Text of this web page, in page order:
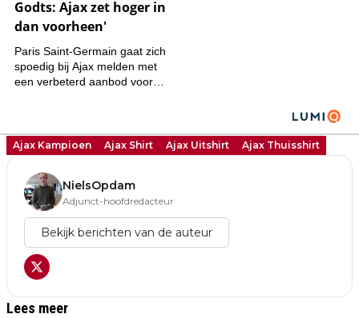
Ajax Kampioen Ajax Shirt Ajax Uitshirt Ajax Thuisshirt
NielsOpdam
Adjunct-hoofdredacteur
Bekijk berichten van de auteur
Lees meer